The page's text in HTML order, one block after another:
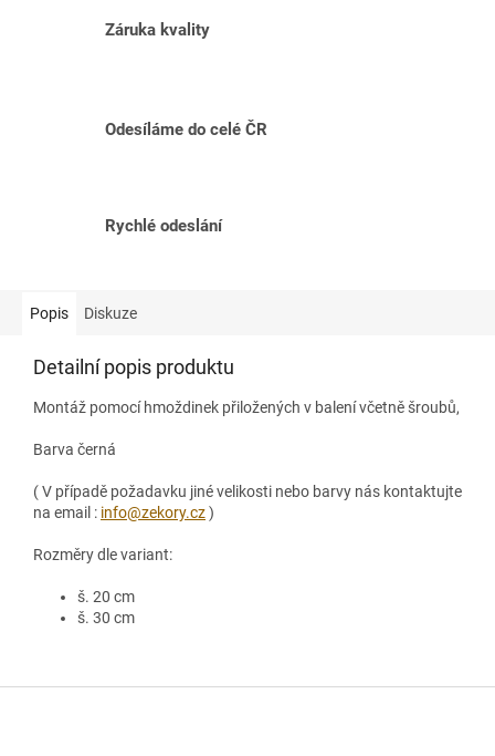
Záruka kvality
Odesíláme do celé ČR
Rychlé odeslání
Popis Diskuze
Detailní popis produktu
Montáž pomocí hmoždinek přiložených v balení včetně šroubů,
Barva černá
( V případě požadavku jiné velikosti nebo barvy nás kontaktujte
na email : info@zekory.cz)
Rozměry dle variant:
š. 20 cm
š. 30 cm